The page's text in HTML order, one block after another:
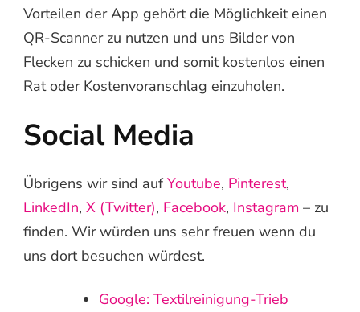
Vorteilen der App gehört die Möglichkeit einen
QR-Scanner zu nutzen und uns Bilder von
Flecken zu schicken und somit kostenlos einen
Rat oder Kostenvoranschlag einzuholen.
Social Media
Übrigens wir sind auf Youtube, Pinterest,
LinkedIn, X (Twitter), Facebook, Instagram – zu
finden. Wir würden uns sehr freuen wenn du
uns dort besuchen würdest.
Google: Textilreinigung-Trieb